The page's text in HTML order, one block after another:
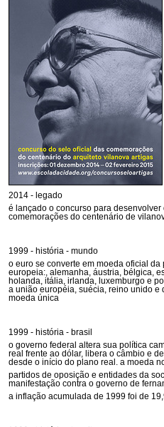
2014 - legado
é lançado o concurso para
comemorações do centenário de
1999 - história - mundo
o euro se converte em moeda oficial
europeia:, alemanha, áustria, bélgica,
holanda, itália, irlanda, luxemburgo e
a união européia, suécia, reino unido
moeda única
1999 - história - brasil
o governo federal altera sua política
real frente ao dólar, libera o câmbio e
desde o início do plano real. a moeda
partidos de oposição e entidades da
manifestação contra o governo de
a inflação acumulada de 1999 foi de